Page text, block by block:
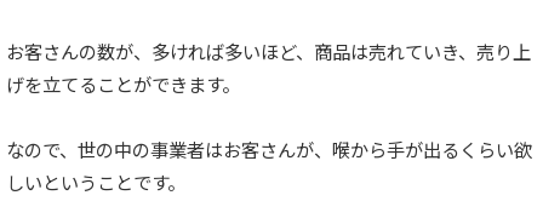
お客さんの数が、多ければ多いほど、商品は売れていき、売り上
げを立てることができます。
なので、世の中の事業者はお客さんが、喉から手が出るくらい欲
しいということです。